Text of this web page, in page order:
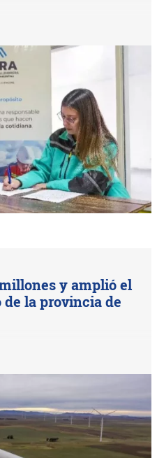
y amplió el
la provincia de